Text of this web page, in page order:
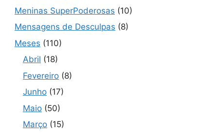
Meninas SuperPoderosas (10)
Mensagens de Desculpas (8)
Meses (110)
Abril (18)
Fevereiro (8)
Junho (17)
Maio (50)
Março (15)